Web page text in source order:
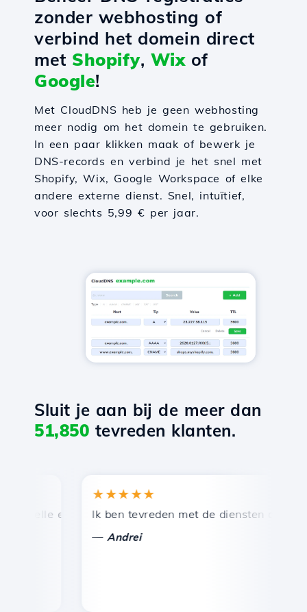
zonder webhosting of
verbind het domein direct
met Shopify, Wixof
Google!
Met CloudDNS heb je geen webhosting
meer nodig om het domein te gebruiken.
In een paar klikken maak of bewerk je
DNS-records en verbind je het snel met
Shopify, Wix, Google Workspace of elke
andere externe dienst. Snel, intuïtief,
voor slechts 5,99 € per jaar.
Sluit je aan bij de meer dan
51,850 tevreden klanten.
en efficiënte technische ondersteuning.
★★★★★
Ik ben tevreden met de diensten die door
Andrei